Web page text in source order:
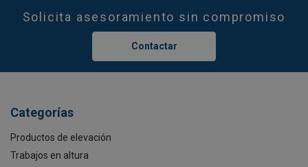
Solicita asesoramiento sin compromiso
Contactar
Categorías
Productos de elevación
Trabajos en altura